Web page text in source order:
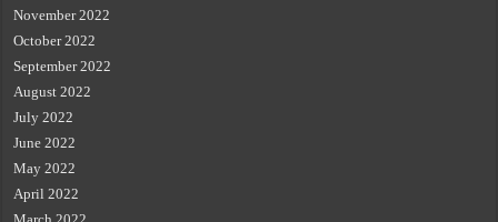
November 2022
October 2022
September 2022
August 2022
July 2022
June 2022
May 2022
April 2022